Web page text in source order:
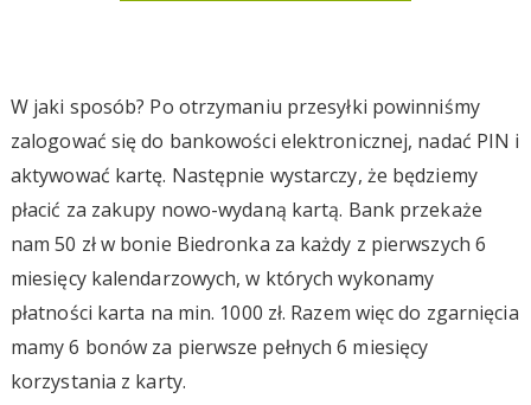
W jaki sposób? Po otrzymaniu przesyłki powinniśmy
zalogować się do bankowości elektronicznej, nadać PIN i
aktywować kartę. Następnie wystarczy, że będziemy
płacić za zakupy nowo-wydaną kartą. Bank przekaże
nam 50 zł w bonie Biedronka za każdy z pierwszych 6
miesięcy kalendarzowych, w których wykonamy
płatności karta na min. 1000 zł. Razem więc do zgarnięcia
mamy 6 bonów za pierwsze pełnych 6 miesięcy
korzystania z karty.